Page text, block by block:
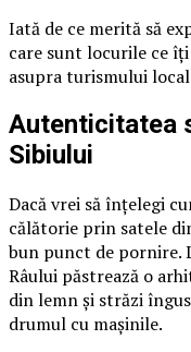
Iată de ce merită să
care sunt locurile ce
asupra turismului
Autenticitatea
Sibiului
Dacă vrei să înțelegi
călătorie prin satele
bun punct de pornire.
Râului păstrează o
din lemn și străzi
drumul cu mașinile.